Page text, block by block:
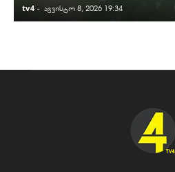
tv4 - აგვისტო 8, 2026 19:34